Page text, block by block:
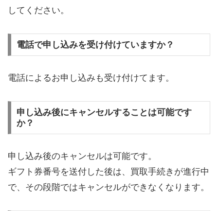
してください。
電話で申し込みを受け付けていますか？
電話によるお申し込みも受け付けてます。
申し込み後にキャンセルすることは可能です
か？
申し込み後のキャンセルは可能です。
ギフト券番号を送付した後は、買取手続きが進行中
で、その段階ではキャンセルができなくなります。